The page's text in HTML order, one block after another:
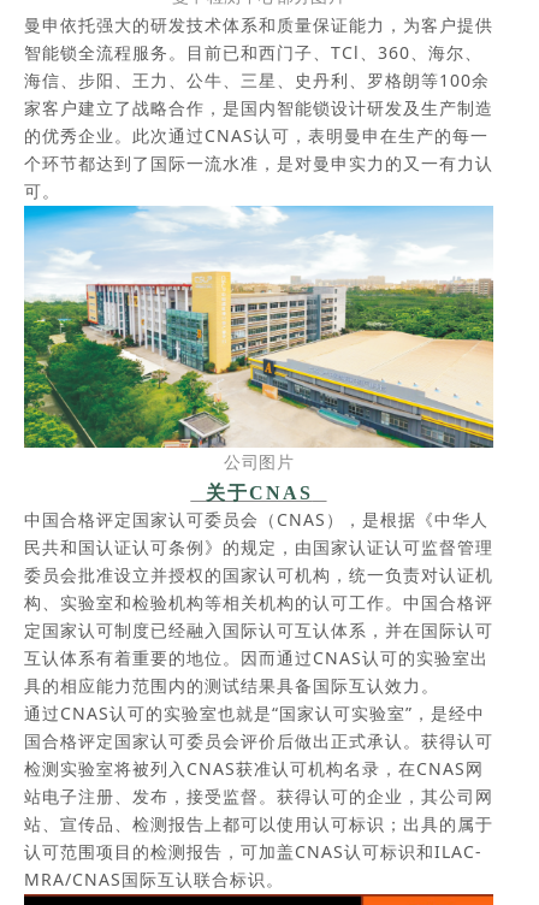
曼申依托强大的研发技术体系和质量保证能力， 为客户提供
智能锁全流程服务。
目前已和西门子、TCl、360、海尔、
海信、步阳、王力、公牛、三星、史丹利、罗格朗等100余
家客户建立了战略合作，是国内智能锁设计研发及生产制造
的优秀企业。 此次通过CNAS认可，表明曼申在生产的每一
个环节都达到了国际一流水准，是对曼申实力的 又一有力认
可。
公司图片
关于CNAS
中国合格评定国家认可委员会（CNAS），是根据《中华人
民共和国认证认可条例》的规定，由国家认证认可监督管理
委员会批准设立并授权的国家认可机构，统一负责对认证机
构、实验室和检验机构等相关机构的认可工作。中国合格评
定国家认可制度已经融入国际认可互认体系，并在国际认可
互认体系有着重要的地位。因而通过CNAS认可的实验室出
具的相应能力范围内的测试结果具备国际互认效力。
通过CNAS认可的实验室也就是“国家认可实验室”，是经中
国合格评定国家认可委员会评价后做出正式承认。获得认可
检测实验室将被列入CNAS获准认可机构名录，在CNAS网
站电子注册、发布，接受监督。获得认可的企业，其公司网
站、宣传品、检测报告上都可以使用认可标识；出具的属于
认可范围项目的检测报告，可加盖CNAS认可标识和ILAC-
MRA/CNAS国际互认联合标识。